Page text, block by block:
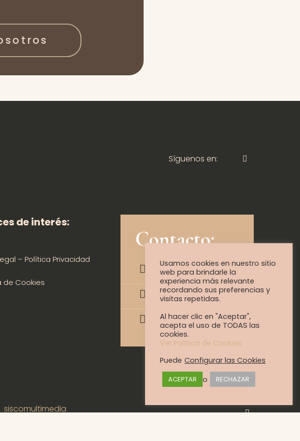
Síguenos en:
de interés:
– Política Privacidad
de Cookies
Contacto:
960 224 420
+34 608 096 392
tul@tultelas.com
siscomultimedia
Usamos cookies en nuestro sitio
web para brindarle la
experiencia más relevante
recordando sus preferencias y
visitas repetidas.
Al hacer clic en "Aceptar",
acepta el uso de TODAS las
cookies.
Ver Política de Cookies
Puede Configurar las Cookies
ACEPTAR o RECHAZAR